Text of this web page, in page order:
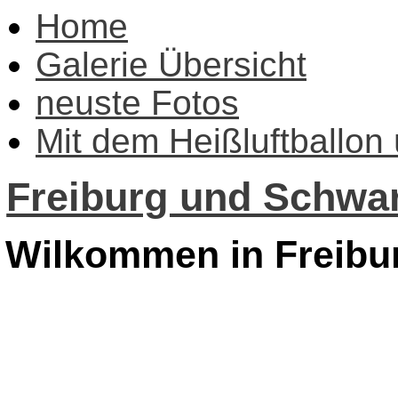
Home
Galerie Übersicht
neuste Fotos
Mit dem Heißluftballon
Freiburg und
Wilkommen in